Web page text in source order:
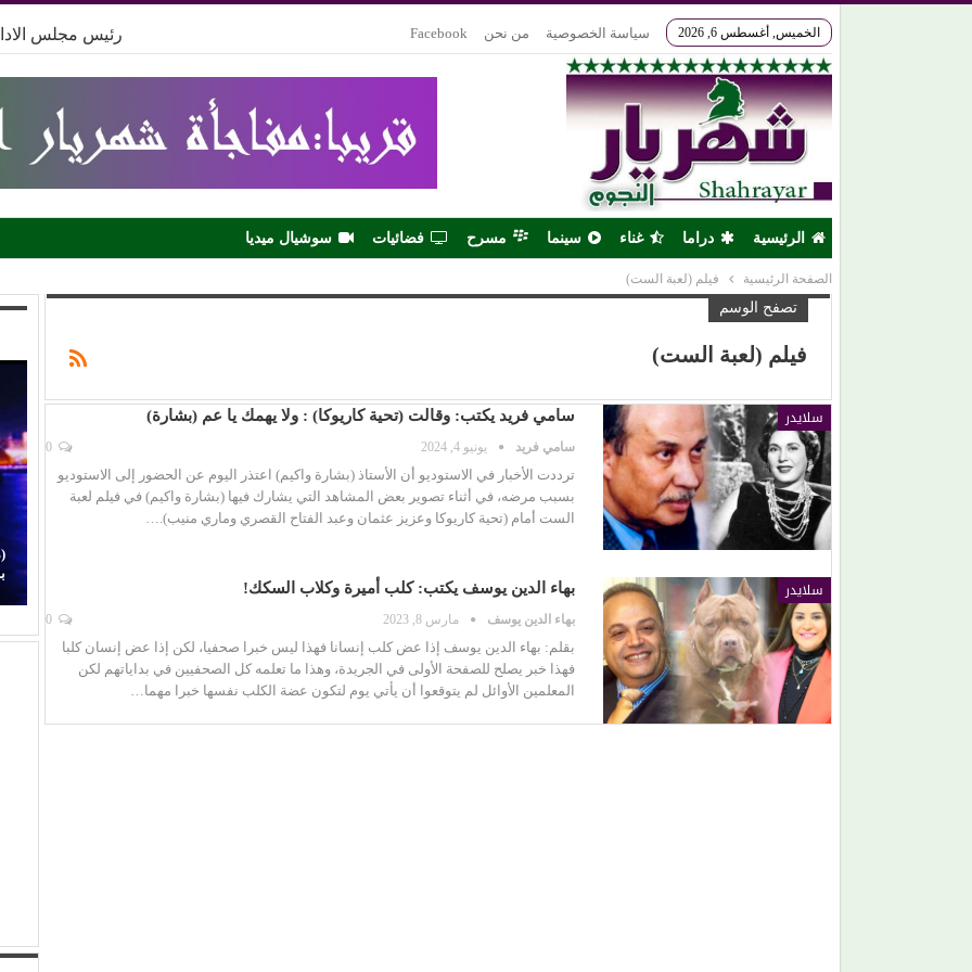
الخميس, أغسطس 6, 2026 سياسة الخصوصية من نحن Facebook رئيس مجلس
الرئيسية دراما غناء سينما مسرح فضائيات سوشيال ميديا
الصفحة الرئيسية فيلم (لعبة الست)
تصفح الوسم
فيلم (لعبة الست)
سلايدر سامي فريد يكتب: وقالت (تحية كاريوكا) : ولا يهمك يا عم (بشارة)
سامي فريد يونيو 4, 2024
ترددت الأخبار في الاستوديو أن الأستاذ (بشارة واكيم) اعتذر اليوم عن الحضور إلى الاستوديو
بسبب مرضه، في أثناء تصوير بعض المشاهد التي يشارك فيها (بشارة واكيم) في فيلم لعبة
الست أمام (تحية كاريوكا وعزيز عثمان وعبد الفتاح القصري وماري منيب).…
سلايدر بهاء الدين يوسف يكتب: كلب أميرة وكلاب السكك!
بهاء الدين يوسف مارس 8, 2023
بقلم: بهاء الدين يوسف إذا عض كلب إنسانا فهذا ليس خبرا صحفيا، لكن إذا عض إنسان كلبا
فهذا خبر يصلح للصفحة الأولى في الجريدة، وهذا ما تعلمه كل الصحفيين في بداياتهم لكن
المعلمين الأوائل لم يتوقعوا أن يأتي يوم لتكون عضة الكلب نفسها خبرا مهما…
(وليد سعد) يحسم الجدل: ليست حربًا مع تووليت.. بل
دمشق